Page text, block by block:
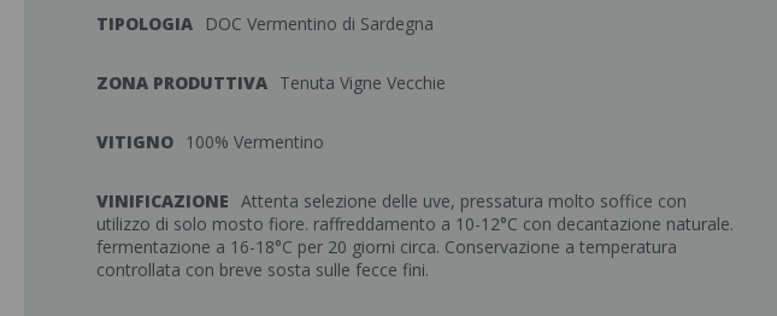
TIPOLOGIA DOC Vermentino di Sardegna
ZONA PRODUTTIVA Tenuta Vigne Vecchie
VITIGNO 100% Vermentino
VINIFICAZIONE Attenta selezione delle uve, pressatura molto soffice con
utilizzo di solo mosto fiore. raffreddamento a 10-12°C con decantazione naturale.
fermentazione a 16-18°C per 20 giorni circa. Conservazione a temperatura
controllata con breve sosta sulle fecce fini.